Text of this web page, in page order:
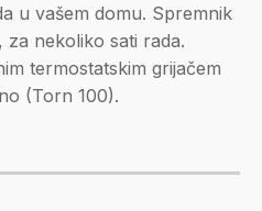
u vašem domu. Spremnik
nekoliko sati rada.
termostatskim grijačem
(Torn 100).